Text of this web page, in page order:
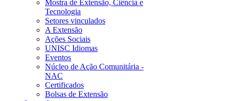
Mostra de Extensão, Ciência e
Tecnologia
Setores vinculados
A Extensão
Ações Sociais
UNISC Idiomas
Eventos
Núcleo de Ação Comunitária -
NAC
Certificados
Bolsas de Extensão